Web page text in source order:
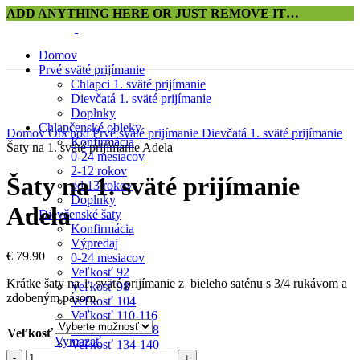
ADD ANYTHING HERE OR JUST REMOVE IT…
Domov
Prvé sväté prijímanie
Chlapci 1. sväté prijímanie
Dievčatá 1. sväté prijímanie
Doplnky
Chlapčenské obleky
Konfirmácia
0-24 mesiacov
2-12 rokov
od 13 rokov
Doplnky
Dievčenské šaty
Konfirmácia
Výpredaj
0-24 mesiacov
Veľkosť 92
Veľkosť 98
Veľkosť 104
Veľkosť 110-116
Veľkosť 122-128
Veľkosť 134-140
Novinka
Click to enlarge
DomovObchodPrvé sväté prijímanie Dievčatá 1. sväté prijímanie
Šaty na 1. sväté prijímanie Adela
Šaty na 1. sväté prijímanie
Adela
€ 79.90
Krátke šaty na 1. sväté prijímanie z bieleho saténu s 3/4 rukávom a
zdobeným pásom.
Veľkosť
Vymazať
množstvo